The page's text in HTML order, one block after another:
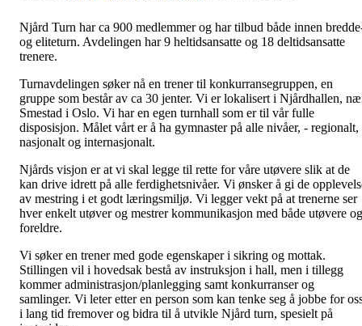
Njård Turn har ca 900 medlemmer og har tilbud både innen
og eliteturn. Avdelingen har 9 heltidsansatte og 18 deltidsansatte
trenere.
Turnavdelingen søker nå en trener til konkurransegruppen, en
gruppe som består av ca 30 jenter. Vi er lokalisert i Njårdhallen,
Smestad i Oslo. Vi har en egen turnhall som er til vår fulle
disposisjon. Målet vårt er å ha gymnaster på alle nivåer, - regionalt,
nasjonalt og internasjonalt.
Njårds visjon er at vi skal legge til rette for våre utøvere slik at de
kan drive idrett på alle ferdighetsnivåer. Vi ønsker å gi de
av mestring i et godt læringsmiljø. Vi legger vekt på at trenerne ser
hver enkelt utøver og mestrer kommunikasjon med både utøvere og
foreldre.
Vi søker en trener med gode egenskaper i sikring og mottak.
Stillingen vil i hovedsak bestå av instruksjon i hall, men i tillegg
kommer administrasjon/planlegging samt konkurranser og
samlinger. Vi leter etter en person som kan tenke seg å jobbe for
i lang tid fremover og bidra til å utvikle Njård turn, spesielt på